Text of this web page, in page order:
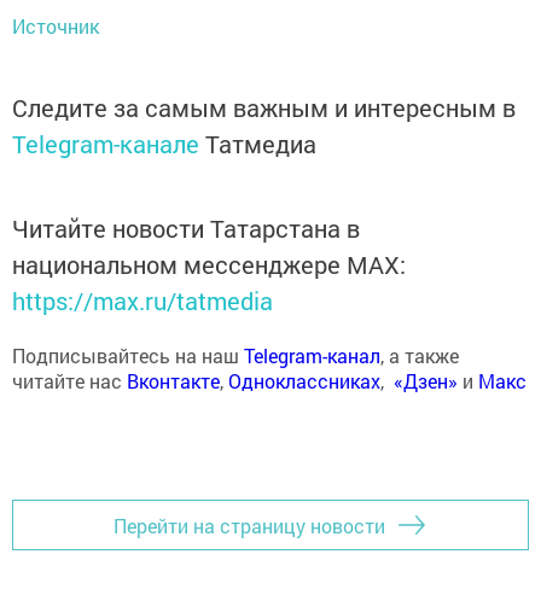
Источник
Следите за самым важным и интересным в
Telegram-канале Татмедиа
Читайте новости Татарстана в
национальном мессенджере MАХ:
https://max.ru/tatmedia
Подписывайтесь на наш Telegram-канал, а также
читайте нас Вконтакте,Одноклассниках, «Дзен» и Макс
Перейти на страницу новости